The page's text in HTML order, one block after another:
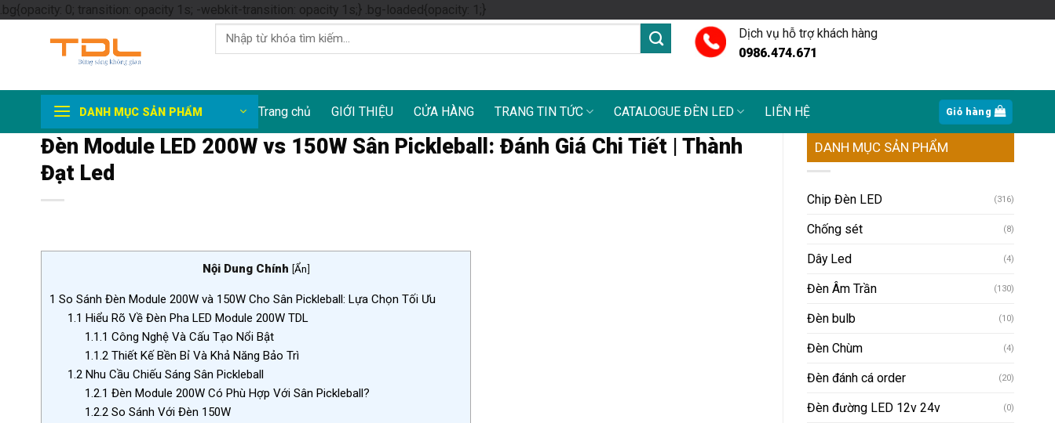
.bg{opacity: 0; transition: opacity 1s; -webkit-transition: opacity 1s;} .bg-loaded{opacity: 1;}Skip
to
Tìm
kiếm:
Dịch vụ hỗ trợ khách hàng
0986.474.671
DANH MỤC SẢN PHẨM Trang chủ GIỚI THIỆU CỬA HÀNG TRANG TIN TỨC CATALOGUE ĐÈN LED LIÊN HỆ Giỏ hàng
Đèn Module LED 200W vs 150W Sân Pickleball: Đánh Giá Chi Tiết | Thành
Đạt Led
Nội Dung Chính [Ẩn]
1 So Sánh Đèn Module 200W và 150W Cho Sân Pickleball: Lựa Chọn Tối Ưu
1.1 Hiểu Rõ Về Đèn Pha LED Module 200W TDL
1.1.1 Công Nghệ Và Cấu Tạo Nổi Bật
1.1.2 Thiết Kế Bền Bỉ Và Khả Năng Bảo Trì
1.2Nhu Cầu Chiếu Sáng Sân Pickleball
1.2.1 Đèn Module 200W Có Phù Hợp Với Sân Pickleball?
1.2.2 So Sánh Với Đèn 150W
DANH MỤC SẢN PHẨM
Chip Đèn LED (316)
Chống sét (8)
Dây Led (4)
Đèn Âm Trần (130)
Đèn bulb (10)
Đèn Chùm (4)
Đèn đánh cá order (20)
Đèn đường LED 12v 24v (0)